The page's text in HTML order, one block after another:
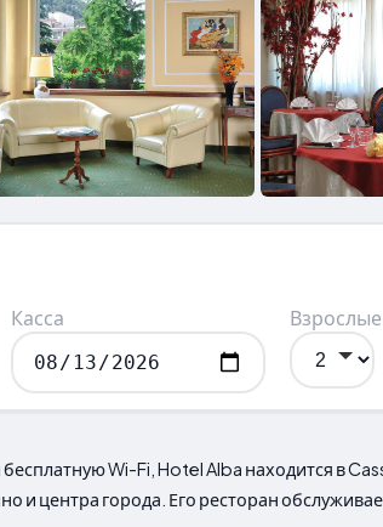
Касса Взрослые
Wi-Fi, Hotel Alba находится в
и центра города. Его ресторан